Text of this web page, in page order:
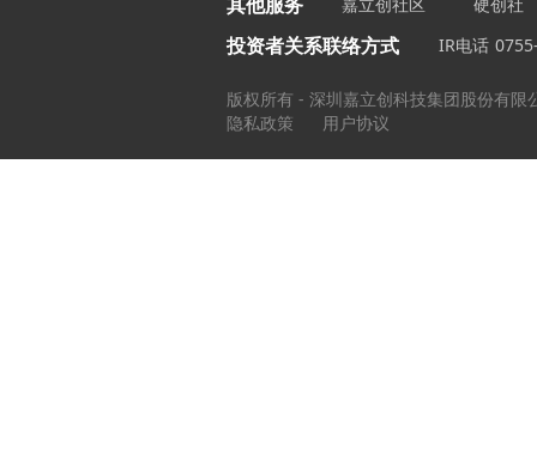
投资者关系联络方式 IR电话
版权所有 - 深圳嘉立创科技集团股份有限
隐私政策
用户协议